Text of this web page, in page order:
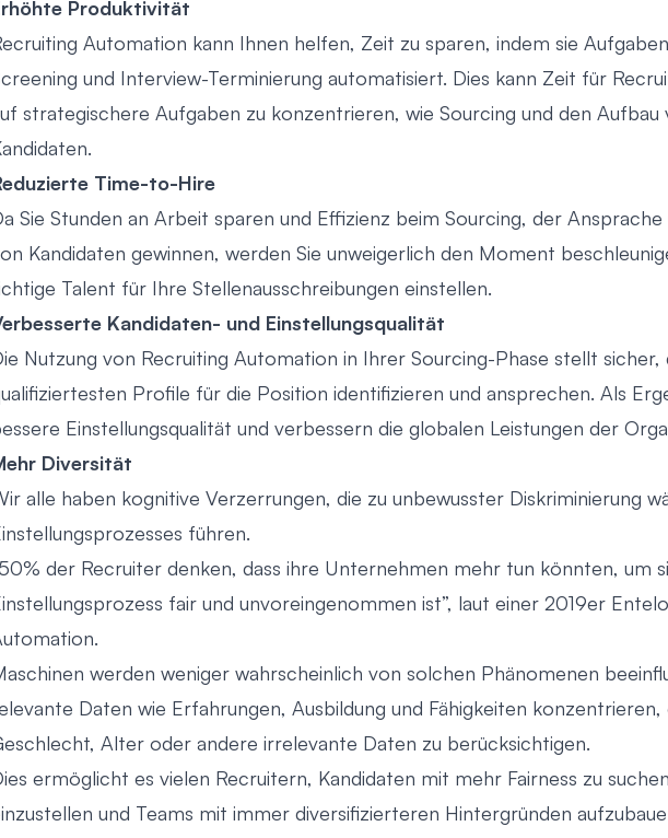
Produktivität
Automation kann Ihnen helfen, Zeit zu sparen, indem sie
und Interview-Terminierung automatisiert. Dies kann Zeit für
strategischere Aufgaben zu konzentrieren, wie Sourcing und den Aufbau
Time-to-Hire
Sie Stunden an Arbeit sparen und Effizienz beim Sourcing, der
Kandidaten gewinnen, werden Sie unweigerlich den Moment
Talent für Ihre Stellenausschreibungen einstellen.
Kandidaten- und Einstellungsqualität
Nutzung von Recruiting Automation in Ihrer Sourcing-Phase stellt sicher,
Profile für die Position identifizieren und ansprechen. Als
Einstellungsqualität und verbessern die globalen Leistungen der
Diversität
alle haben kognitive Verzerrungen, die zu unbewusster Diskriminierung
führen.
der Recruiter denken, dass ihre Unternehmen mehr tun könnten, um
fair und unvoreingenommen ist”, laut einer 2019er
.
werden weniger wahrscheinlich von solchen Phänomenen
Daten wie Erfahrungen, Ausbildung und Fähigkeiten
Alter oder andere irrelevante Daten zu berücksichtigen.
ermöglicht es vielen Recruitern, Kandidaten mit mehr Fairness zu
und Teams mit immer diversifizierteren Hintergründen